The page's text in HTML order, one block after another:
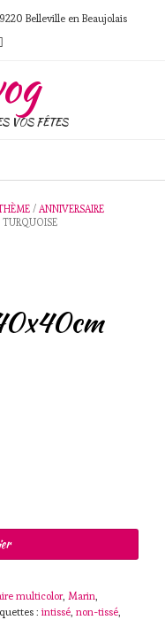
Belleville en Beaujolais
VOS FÊTES
/ ANNIVERSAIRE
multicolor, Marin,
: intissé, non-tissé,